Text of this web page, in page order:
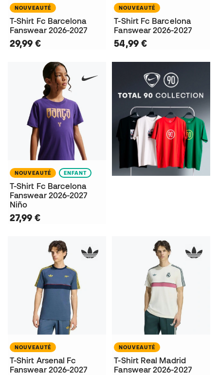
NOUVEAUTÉ
T-Shirt Fc Barcelona
Fanswear 2026-2027
29,99 €
NOUVEAUTÉ
T-Shirt Fc Barcelona
Fanswear 2026-2027
54,99 €
NOUVEAUTÉ ENFANT
T-Shirt Fc Barcelona
Fanswear 2026-2027
Niño
27,99 €
NOUVEAUTÉ
T-Shirt Arsenal Fc
Fanswear 2026-2027
NOUVEAUTÉ
T-Shirt Real Madrid
Fanswear 2026-2027